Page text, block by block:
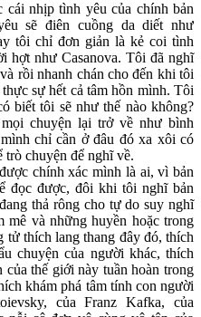
nhịp tình yêu của chính bản
sẽ điên cuồng da diết như
tôi chỉ đơn giản là kẻ coi tình
hợt như Casanova. Tôi đã nghĩ
rồi nhanh chán cho đến khi tôi
sự hết cả tâm hồn mình. Tôi
biết tôi sẽ như thế nào không?
chuyện lại trở về như bình
chỉ cần ở đâu đó xa xôi có
trò chuyện để nghĩ về.
chính xác mình là ai, vì bản
đọc được, đôi khi tôi nghĩ bản
thả rông cho tự do suy nghĩ
và những huyền hoặc trong
tử thích lang thang đây đó, thích
chuyện của người khác, thích
của thế giới này tuần hoàn trong
khám phá tâm tính con người
của Franz Kafka, của